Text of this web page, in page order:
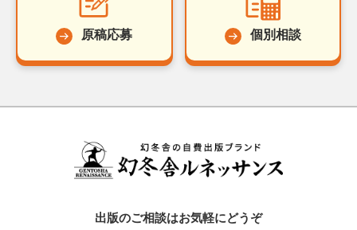
原稿応募 個別相談
出版のご相談はお気軽にどうぞ